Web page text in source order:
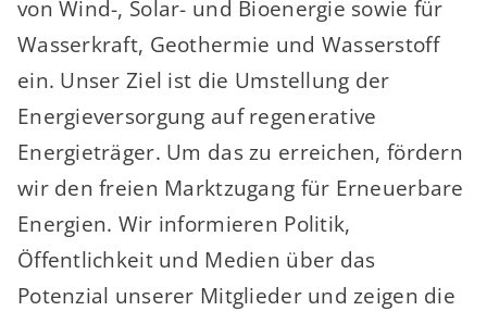
von Wind-, Solar- und Bioenergie sowie für
Wasserkraft, Geothermie und Wasserstoff
ein. Unser Ziel ist die Umstellung der
Energieversorgung auf regenerative
Energieträger. Um das zu erreichen, fördern
wir den freien Marktzugang für Erneuerbare
Energien. Wir informieren Politik,
Öffentlichkeit und Medien über das
Potenzial unserer Mitglieder und zeigen die